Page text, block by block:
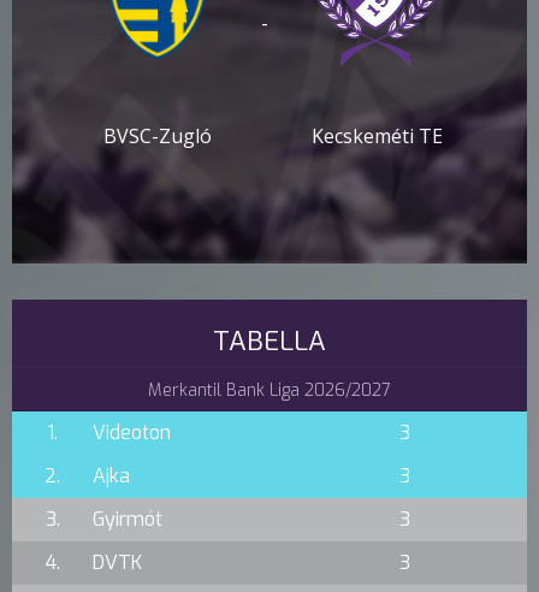
BVSC-Zugló
-
Kecskeméti TE
TABELLA
Merkantil Bank Liga 2026/2027
1. Videoton
3
2.
Ajka
3
3.
Gyirmót
3
4.
DVTK
3